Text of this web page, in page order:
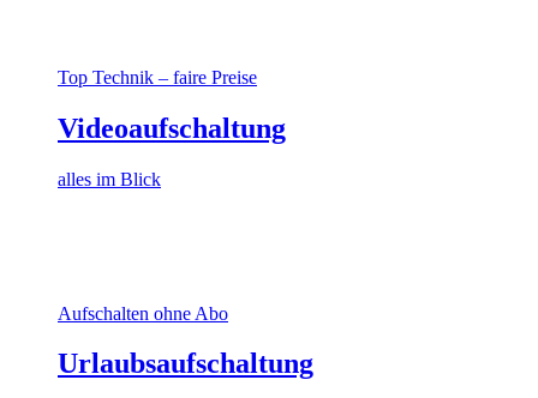
Top Technik – faire Preise
Videoaufschaltung
alles im Blick
Aufschalten ohne Abo
Urlaubsaufschaltung